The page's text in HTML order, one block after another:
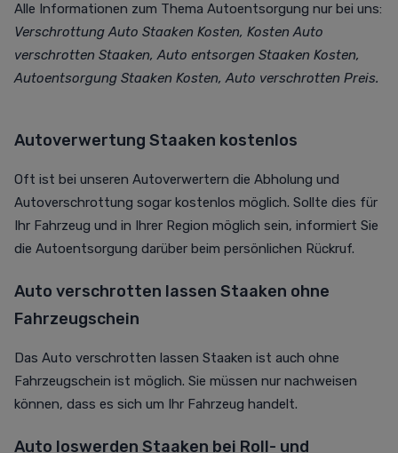
Alle Informationen zum Thema Autoentsorgung nur bei uns:
Verschrottung Auto Staaken Kosten, Kosten Auto
verschrotten Staaken, Auto entsorgen Staaken Kosten,
Autoentsorgung Staaken Kosten, Auto verschrotten Preis.
Autoverwertung Staaken kostenlos
Oft ist bei unseren Autoverwertern die Abholung und
Autoverschrottung sogar kostenlos möglich. Sollte dies für
Ihr Fahrzeug und in Ihrer Region möglich sein, informiert Sie
die Autoentsorgung darüber beim persönlichen Rückruf.
Auto verschrotten lassen Staaken ohne
Fahrzeugschein
Das Auto verschrotten lassen Staaken ist auch ohne
Fahrzeugschein ist möglich. Sie müssen nur nachweisen
können, dass es sich um Ihr Fahrzeug handelt.
Auto loswerden Staaken bei Roll- und